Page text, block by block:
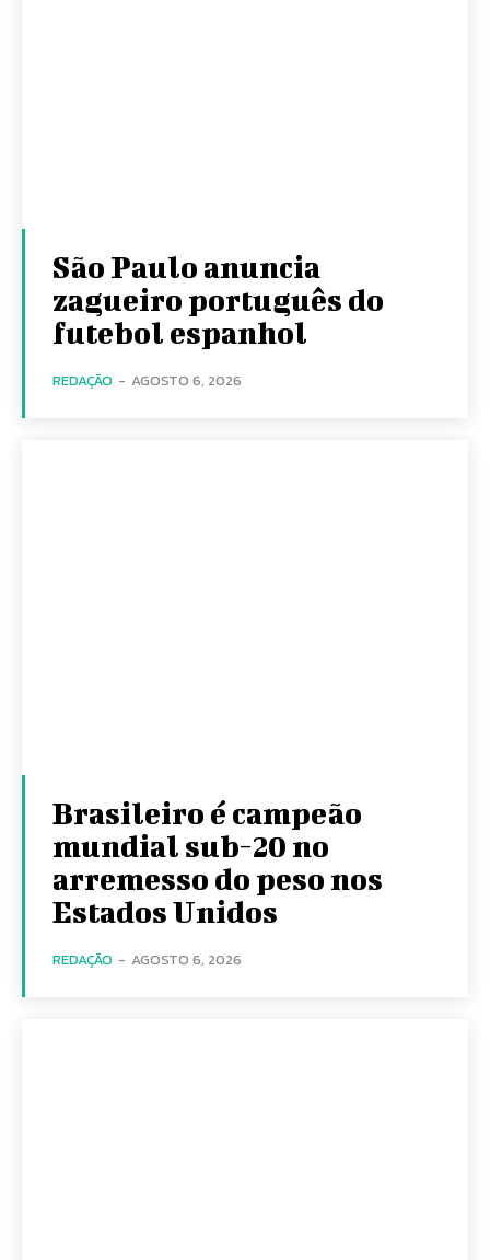
São Paulo anuncia
zagueiro português do
futebol espanhol
REDAÇÃO - AGOSTO 6, 2026
Brasileiro é campeão
mundial sub-20 no
arremesso do peso nos
Estados Unidos
REDAÇÃO - AGOSTO 6, 2026